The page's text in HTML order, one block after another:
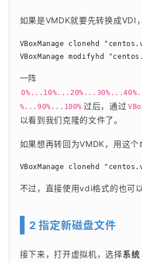
如果是VMDK就要先转换成VDI
VBoxManage clonehd
VBoxManage modifyhd
一阵
%...90%...100% 过后，通过
以看到我们克隆的文件了。
如果想再转回为VMDK，用这个
VBoxManage clonehd
不过，直接使用vdi格式的也可以
2 指定新磁盘文件
接下来，打开虚拟机，选择系统